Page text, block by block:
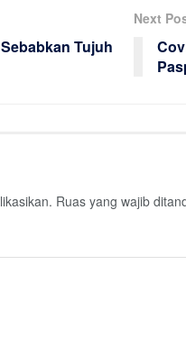
Tujuh
Next
Ruas yang wajib